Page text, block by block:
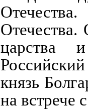
Отечества.
царства
князь
на встрече